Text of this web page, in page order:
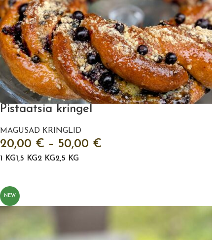
Pistaatsia kringel
MAGUSAD KRINGLID
20,00 € – 50,00 €
1 KG1,5 KG2 KG2,5 KG
NEW